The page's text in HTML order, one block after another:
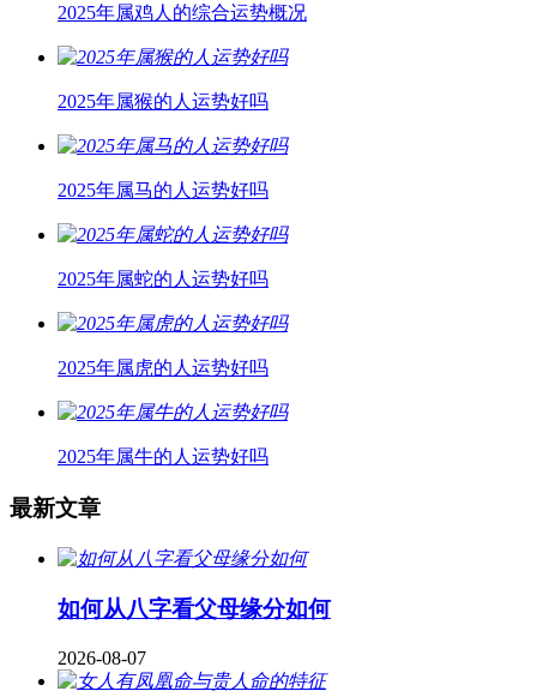
2025年属鸡人的综合运势概况
2025年属猴的人运势好吗
2025年属马的人运势好吗
2025年属蛇的人运势好吗
2025年属虎的人运势好吗
2025年属牛的人运势好吗
最新文章
如何从八字看父母缘分如何
2026-08-07